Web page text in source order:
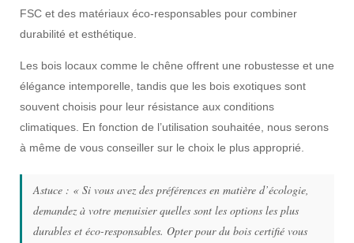
FSC et des matériaux éco-responsables pour combiner
durabilité et esthétique.
Les bois locaux comme le chêne offrent une robustesse et une
élégance intemporelle, tandis que les bois exotiques sont
souvent choisis pour leur résistance aux conditions
climatiques. En fonction de l’utilisation souhaitée, nous serons
à même de vous conseiller sur le choix le plus approprié.
Astuce : « Si vous avez des préférences en matière d’écologie,
demandez à votre menuisier quelles sont les options les plus
durables et éco-responsables. Opter pour du bois certifié vous